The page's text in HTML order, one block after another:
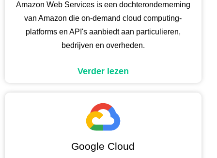
Amazon Web Services is een dochteronderneming
van Amazon die on-demand cloud computing-
platforms en API's aanbiedt aan particulieren,
bedrijven en overheden.
Verder lezen
Google Cloud